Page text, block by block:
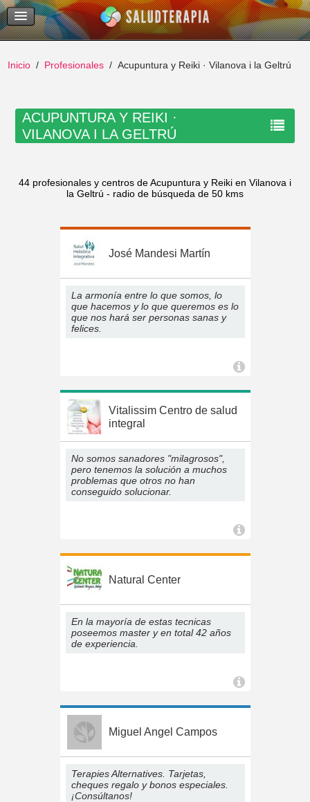
Temas Recientes
Buscar
Inicio Profesionales Acupuntura y Reiki · Vilanova i la Geltrú
ACUPUNTURA Y REIKI ·
VILANOVA I LA GELTRÚ
44 profesionales y centros de Acupuntura y Reiki en Vilanova i
la Geltrú - radio de búsqueda de 50 kms
José Mandesi Martín
La armonía entre lo que somos, lo
que hacemos y lo que queremos es lo
que nos hará ser personas sanas y
felices.
Vitalissim Centro de salud
integral
No somos sanadores "milagrosos",
pero tenemos la solución a muchos
problemas que otros no han
conseguido solucionar.
Natural Center
En la mayoría de estas tecnicas
poseemos master y en total 42 años
de experiencia.
Miguel Angel Campos
Terapies Alternatives. Tarjetas,
cheques regalo y bonos especiales.
¡Consúltanos!